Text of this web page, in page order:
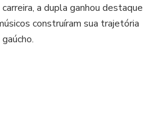
a dupla ganhou destaque
construíram sua trajetória